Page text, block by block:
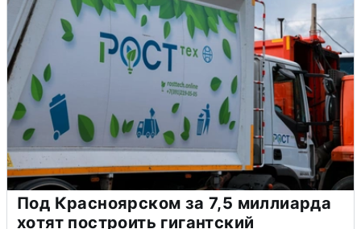
Под Красноярском за 7,5 миллиарда
хотят построить гигантский